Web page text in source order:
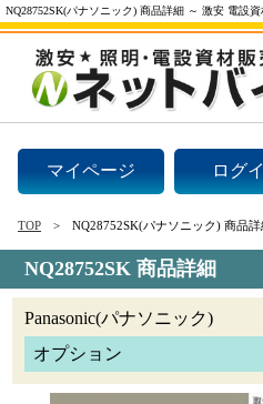
NQ28752SK(パナソニック) 商品詳細 ～ 激安 電設
マイページ ログ
TOP NQ28752SK(パナソニック) 商品詳
NQ28752SK 商品詳細
Panasonic(パナソニック)
オプション